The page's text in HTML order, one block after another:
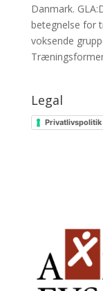
Danmark.
betegnelse for
voksende
Legal
Privatlivspolitik